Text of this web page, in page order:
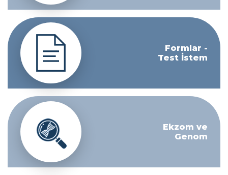
Formlar -
Test İstem
Ekzom ve
Genom